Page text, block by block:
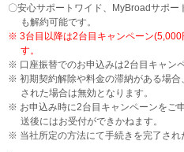
〇安心サポートワイド、MyBroadサポ
も解約可能です。
※ 3台目以降は2台目キャンペーン(5,000
す。
※ 口座振替でのお申込みは2台目キャン
※ 初期契約解除や料金の滞納がある場
された場合は無効となります。
※ お申込み時に2台目キャンペーンをご
送後にはお受付ができかねます。
※ 当社所定の方法にて手続きを完了され